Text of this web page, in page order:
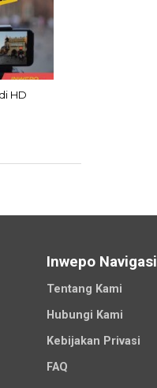
HD
Inwepo Navigasi
Tentang Kami
Hubungi Kami
Kebijakan Privasi
FAQ